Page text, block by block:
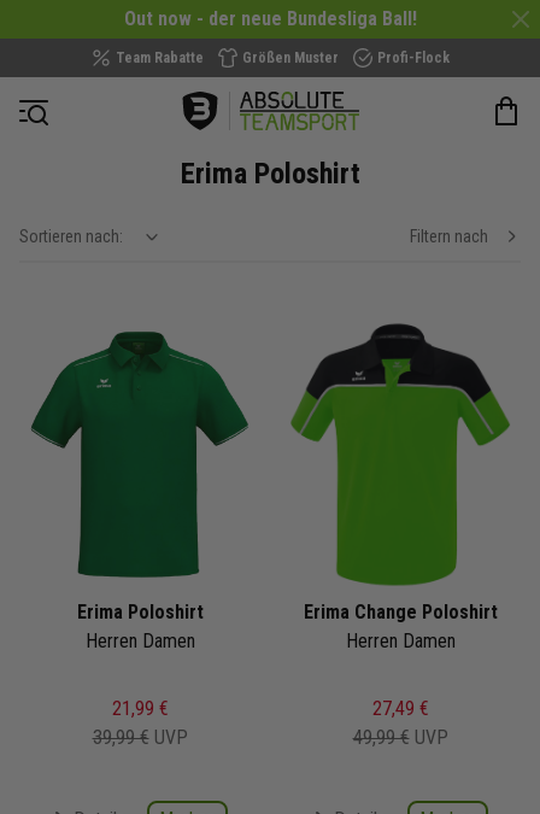
Out now - der neue Bundesliga Ball!
Team Rabatte Größen Muster Profi-Flock
Navigation öffnen
Erima Poloshirt
Sortieren nach: show filteroptions Filtern nach
Erima Poloshirt
Herren Damen
21,99 €
39,99 € UVP
Erima Change Poloshirt
Herren Damen
27,49 €
49,99 € UVP